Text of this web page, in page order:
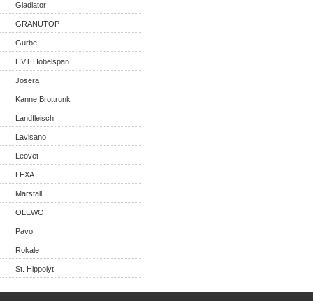
Gladiator
GRANUTOP
Gurbe
HVT Hobelspan
Josera
Kanne Brottrunk
Landfleisch
Lavisano
Leovet
LEXA
Marstall
OLEWO
Pavo
Rokale
St. Hippolyt